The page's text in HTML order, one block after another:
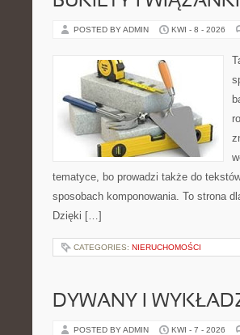
POSTED BY ADMIN KWI - 8 - 2026
tematyce, bo prowadzi także do
sposobach komponowania. To strona
Dzięki […]
CATEGORIES: NIERUCHOMOŚCI
DYWANY I
POSTED BY ADMIN KWI - 7 - 2026